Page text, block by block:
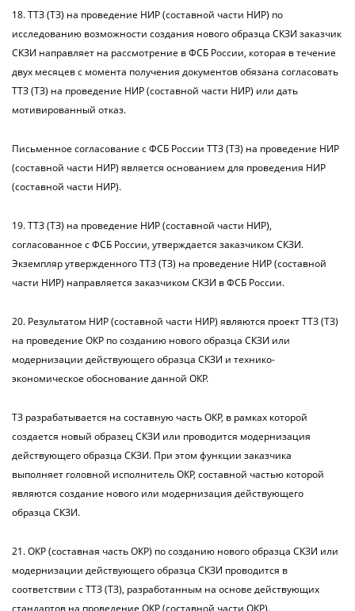
18. ТТЗ (ТЗ) на проведение НИР (составной части НИР) по
исследованию возможности создания нового образца СКЗИ заказчик
СКЗИ направляет на рассмотрение в ФСБ России, которая в течение
двух месяцев с момента получения документов обязана согласовать
ТТЗ (ТЗ) на проведение НИР (составной части НИР) или дать
мотивированный отказ.
Письменное согласование с ФСБ России ТТЗ (ТЗ) на проведение НИР
(составной части НИР) является основанием для проведения НИР
(составной части НИР).
19. ТТЗ (ТЗ) на проведение НИР (составной части НИР),
согласованное с ФСБ России, утверждается заказчиком СКЗИ.
Экземпляр утвержденного ТТЗ (ТЗ) на проведение НИР (составной
части НИР) направляется заказчиком СКЗИ в ФСБ России.
20. Результатом НИР (составной части НИР) являются проект ТТЗ (ТЗ)
на проведение ОКР по созданию нового образца СКЗИ или
модернизации действующего образца СКЗИ и технико-
экономическое обоснование данной ОКР.
ТЗ разрабатывается на составную часть ОКР, в рамках которой
создается новый образец СКЗИ или проводится модернизация
действующего образца СКЗИ. При этом функции заказчика
выполняет головной исполнитель ОКР, составной частью которой
являются создание нового или модернизация действующего
образца СКЗИ.
21. ОКР (составная часть ОКР) по созданию нового образца СКЗИ или
модернизации действующего образца СКЗИ проводится в
соответствии с ТТЗ (ТЗ), разработанным на основе действующих
стандартов на проведение ОКР (составной части ОКР).